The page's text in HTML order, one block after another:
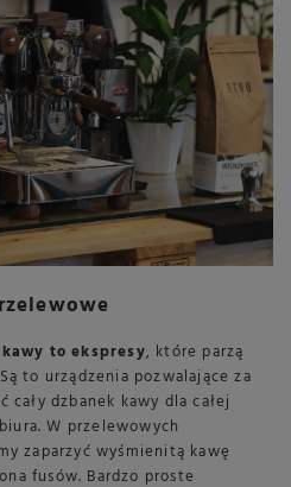
to ekspresy, które parzą
to urządzenia pozwalające za
dzbanek kawy dla całej
W przelewowych
zaparzyć wyśmienitą kawę
fusów. Bardzo proste